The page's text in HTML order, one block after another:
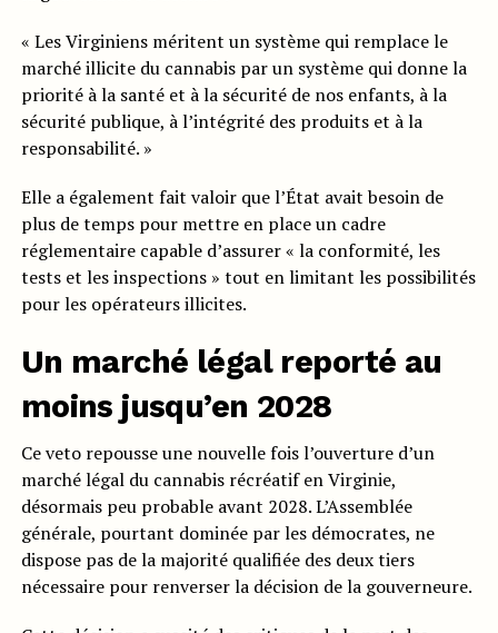
« Les Virginiens méritent un système qui remplace le
marché illicite du cannabis par un système qui donne la
priorité à la santé et à la sécurité de nos enfants, à la
sécurité publique, à l’intégrité des produits et à la
responsabilité. »
Elle a également fait valoir que l’État avait besoin de
plus de temps pour mettre en place un cadre
réglementaire capable d’assurer « la conformité, les
tests et les inspections » tout en limitant les possibilités
pour les opérateurs illicites.
Un marché légal reporté au
moins jusqu’en 2028
Ce veto repousse une nouvelle fois l’ouverture d’un
marché légal du cannabis récréatif en Virginie,
désormais peu probable avant 2028. L’Assemblée
générale, pourtant dominée par les démocrates, ne
dispose pas de la majorité qualifiée des deux tiers
nécessaire pour renverser la décision de la gouverneure.